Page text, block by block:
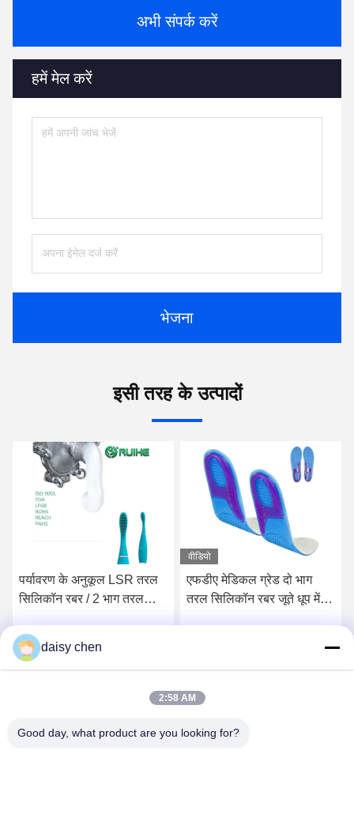
अभी संपर्क करें
हमें मेल करें
भेजना
इसी तरह के उत्पादों
पर्यावरण के अनुकूल LSR तरल
सिलिकॉन रबर / 2 भाग तरल
सर्वोत्तम मूल्य प्राप्त करें
वीडियो
एफडीए मेडिकल ग्रेड दो भाग
तरल सिलिकॉन रबर जूते धूप में
daisy chen
2:58 AM
Good day, what product are you looking for?